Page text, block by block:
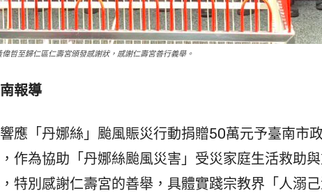
哲至歸仁區仁壽宮頒發感謝狀，感謝仁壽宮善行義舉。
報導
應「丹娜絲」颱風賑災行動捐贈50萬元予臺南市
作為協助「丹娜絲颱風災害」受災家庭生活救助
特別感謝仁壽宮的善舉，具體實踐宗教界「人溺